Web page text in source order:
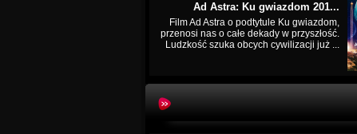
Ad Astra: Ku gwiazdom 201...
Film Ad Astra o podtytule Ku gwiazdom,
przenosi nas o całe dekady w przyszłość.
Ludzkość szuka obcych cywilizacji już ...